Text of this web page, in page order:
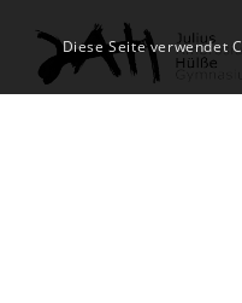
Diese Seite verwendet